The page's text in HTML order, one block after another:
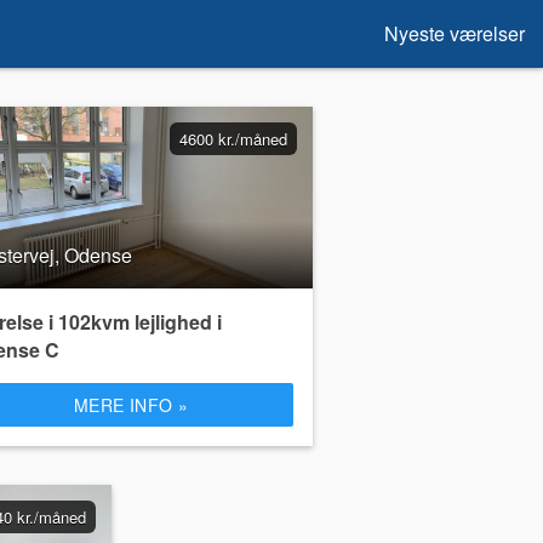
Nyeste værelser
4600 kr./måned
Odense
i 102kvm lejlighed i
C
MERE INFO »
kr./måned